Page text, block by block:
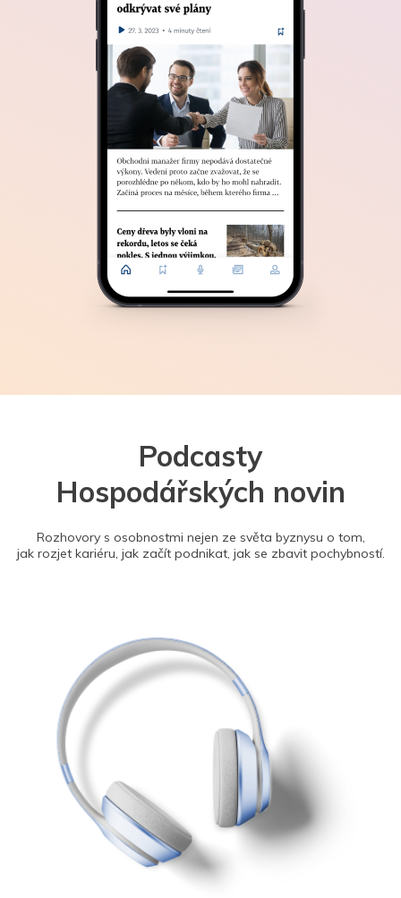
Podcasty
Hospodářských novin
Rozhovory s osobnostmi nejen ze světa byznysu o tom,
jak rozjet kariéru, jak začít podnikat, jak se zbavit pochybností.